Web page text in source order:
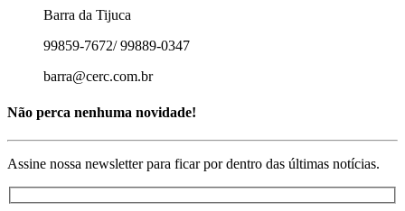
Barra da Tijuca
99859-7672/ 99889-0347
barra@cerc.com.br
Não perca nenhuma novidade!
Assine nossa newsletter para ficar por dentro das últimas notícias.